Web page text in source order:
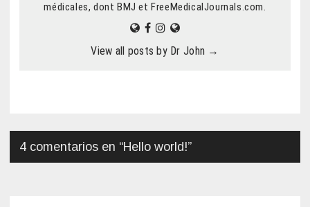
médicales, dont BMJ et FreeMedicalJournals.com.
View all posts by Dr John →
4 comentarios en “Hello world!”